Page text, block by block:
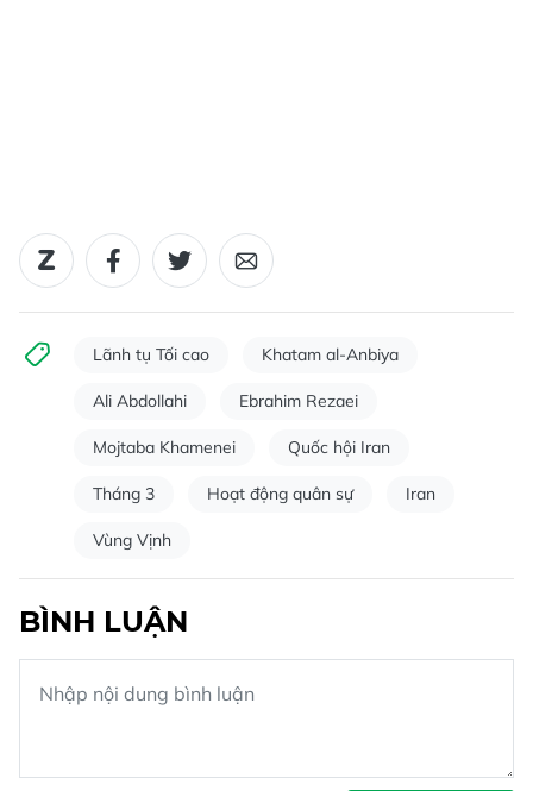
Lãnh tụ Tối cao Khatam al-Anbiya
Ali Abdollahi Ebrahim Rezaei
Mojtaba Khamenei Quốc hội Iran
Tháng 3 Hoạt động quân sự Iran
Vùng Vịnh
BÌNH LUẬN